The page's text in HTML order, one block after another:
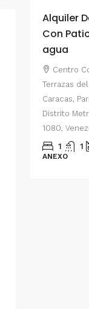
de
Alquiler
Con
agua
Centro
Terrazas
Caracas,
Distrito
1080,
1 1
ANEXO